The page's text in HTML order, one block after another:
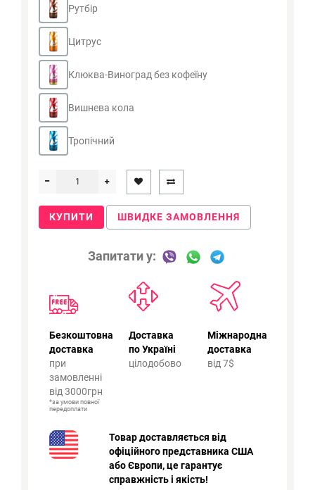
Рутбір
Цитрус
Клюква-Виноград без кофеїну
Вишнева кола
Тропічний
КУПИТИ ШВИДКЕ ЗАМОВЛЕННЯ
Запитати у:
Безкоштовна
доставка
при
замовленні
від 3000грн
*за умови повної
передоплати
Доставка
по Україні
цілодобово
Міжнародна
доставка
від 7$
Товар доставляється від
офіційного представника США
або Європи, це гарантує
справжність і якість!